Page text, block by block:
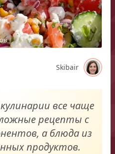
Skibair
все чаще
рецепты с
а блюда из
продуктов.